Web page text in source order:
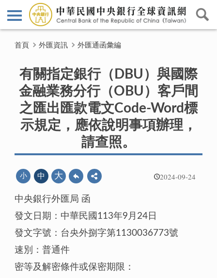
首頁 外匯資訊 外匯通函彙編
有關指定銀行（DBU）與國際
金融業務分行（OBU）客戶間
之匯出匯款電文Code-Word標
示規定，應依說明事項辦理，
請查照。
2024-09-24
小 中 大
中央銀行外匯局 函
發文日期：中華民國113年9月24日
發文字號：台央外捌字第1130036773號
速別：普通件
密等及解密條件或保密期限：